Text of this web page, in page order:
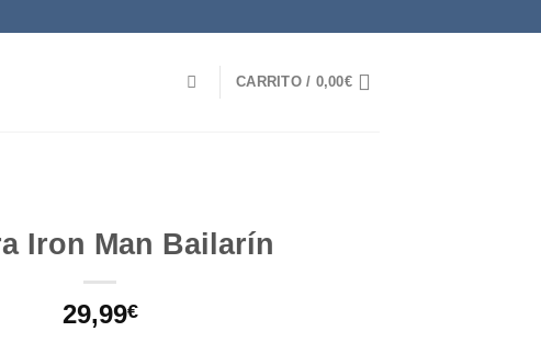
CARRITO / 0,00€
Iron Man Bailarín
29,99€